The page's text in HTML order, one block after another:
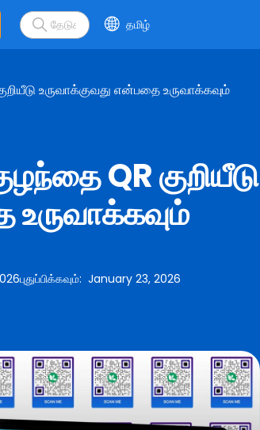
தமிழ்
உருவாக்குவது என்பதை உருவாக்கவும்
QR குறியீடு
உருவாக்கவும்
புதுப்பிக்கவும்: January 23, 2026